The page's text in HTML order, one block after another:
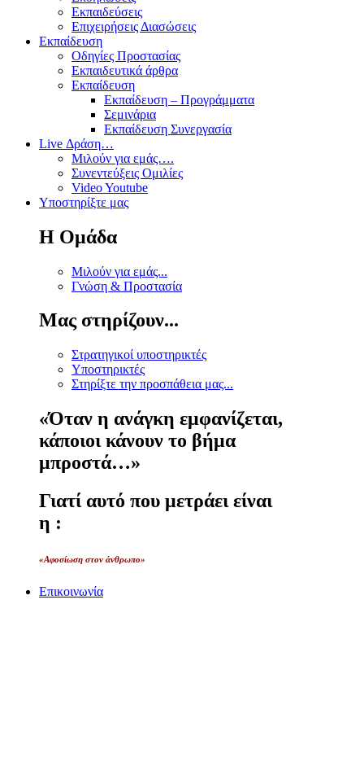
Εκπαιδεύσεις
Επιχειρήσεις Διασώσεις
Εκπαίδευση
Οδηγίες Προστασίας
Εκπαιδευτικά άρθρα
Εκπαίδευση
Εκπαίδευση – Προγράμματα
Σεμινάρια
Εκπαίδευση Συνεργασία
Live Δράση…
Μιλούν για εμάς….
Συνεντεύξεις Ομιλίες
Video Youtube
Υποστηρίξτε μας
Η Ομάδα
Μιλούν για εμάς...
Γνώση & Προστασία
Μας στηρίζουν...
Στρατηγικοί υποστηρικτές
Υποστηρικτές
Στηρίξτε την προσπάθεια μας...
«Όταν η ανάγκη εμφανίζεται,
κάποιοι κάνουν το βήμα
μπροστά…»
Γιατί αυτό που μετράει είναι
η :
«Αφοσίωση στον άνθρωπο»
Επικοινωνία